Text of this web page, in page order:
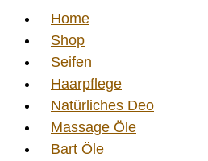
Home
Shop
Seifen
Haarpflege
Natürliches Deo
Massage Öle
Bart Öle